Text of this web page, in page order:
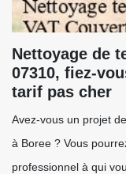
Nettoyage de
07310, fiez-
tarif pas cher
Avez-vous un projet
à Boree ? Vous
professionnel à qui